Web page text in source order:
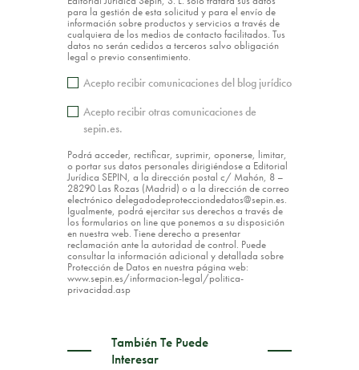
para la gestión de esta solicitud y para el envío de
información sobre productos y servicios a través de
cualquiera de los medios de contacto facilitados. Tus
datos no serán cedidos a terceros salvo obligación
legal o previo consentimiento.
Acepto recibir comunicaciones del blog jurídico
Acepto recibir otras comunicaciones de
sepin.es.
Podrá acceder, rectificar, suprimir, oponerse, limitar,
o portar sus datos personales dirigiéndose a Editorial
Jurídica SEPIN, a la dirección postal c/ Mahón, 8 –
28290 Las Rozas (Madrid) o a la dirección de correo
electrónico delegadodeprotecciondedatos@sepin.es.
Igualmente, podrá ejercitar sus derechos a través de
los formularios on line que ponemos a su disposición
en nuestra web. Tiene derecho a presentar
reclamación ante la autoridad de control. Puede
consultar la información adicional y detallada sobre
Protección de Datos en nuestra página web:
www.sepin.es/informacion-legal/politica-
privacidad.asp
También Te Puede
Interesar